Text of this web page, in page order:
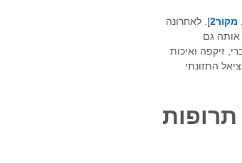
מקור2 ]. לאחרונה
גם
זיקפה ואיכות
התזונתי